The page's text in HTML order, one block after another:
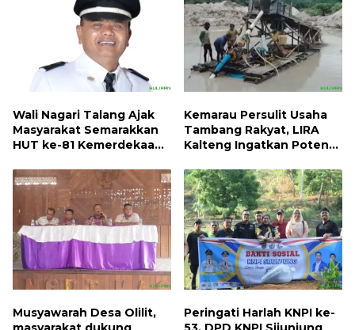
Wali Nagari Talang Ajak
Masyarakat Semarakkan
HUT ke-81 Kemerdekaan
Bendera Merah Putih
Kemarau Persulit Usaha
Tambang Rakyat, LIRA
Kalteng Ingatkan Potensi
Hidup
Musyawarah Desa Olilit,
Peringati Harlah KNPI ke-